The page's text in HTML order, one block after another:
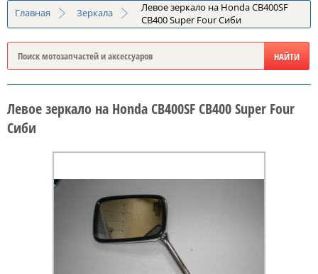
Главная Зеркала
Левое зеркало на Honda CB400SF
CB400 Super Four Сиби
Левое зеркало на Honda CB400SF CB400 Super Four
Сиби